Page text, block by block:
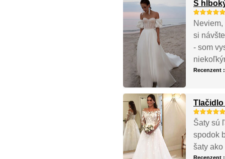
S
si
- som
Recenzent
Tlačidlo
Šaty sú
spodok
šaty
Recenzent